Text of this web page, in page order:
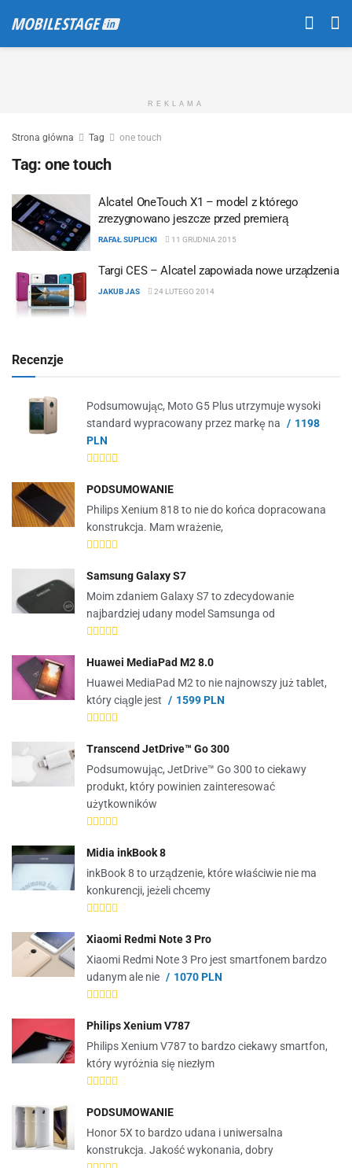
REKLAMA
Strona główna Tag one touch
Tag: one touch
Alcatel OneTouch X1 – model z którego
zrezygnowano jeszcze przed premierą
RAFAŁ SUPLICKI 11 GRUDNIA 2015
Targi CES – Alcatel zapowiada nowe urządzenia
JAKUB JAS 24 LUTEGO 2014
Recenzje
Podsumowując, Moto G5 Plus utrzymuje wysoki
standard wypracowany przez markę na
1198
PLN
PODSUMOWANIE
Philips Xenium 818 to nie do końca dopracowana
konstrukcja. Mam wrażenie,
Samsung Galaxy S7
Moim zdaniem Galaxy S7 to zdecydowanie
najbardziej udany model Samsunga od
Huawei MediaPad M2 8.0
Huawei MediaPad M2 to nie najnowszy już tablet,
który ciągle jest
1599 PLN
Transcend JetDrive™ Go 300
Podsumowując, JetDrive™ Go 300 to ciekawy
produkt, który powinien zainteresować
użytkowników
Midia inkBook 8
inkBook 8 to urządzenie, które właściwie nie ma
konkurencji, jeżeli chcemy
Xiaomi Redmi Note 3 Pro
Xiaomi Redmi Note 3 Pro jest smartfonem bardzo
udanym ale nie
1070 PLN
Philips Xenium V787
Philips Xenium V787 to bardzo ciekawy smartfon,
który wyróżnia się niezłym
PODSUMOWANIE
Honor 5X to bardzo udana i uniwersalna
konstrukcja. Jakość wykonania, dobry